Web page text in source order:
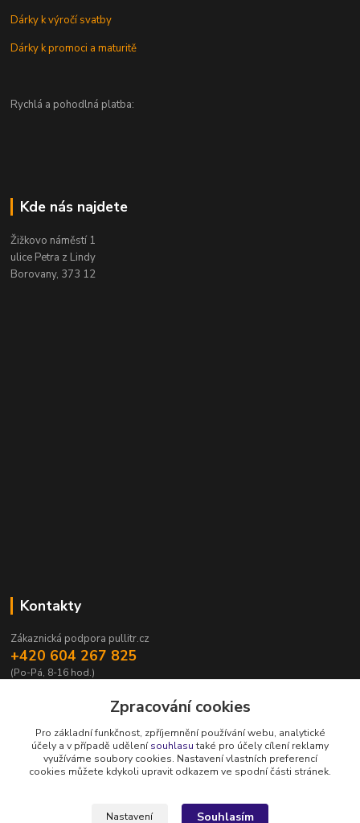
Dárky k výročí svatby
Dárky k promoci a maturitě
Rychlá a pohodlná platba:
Kde nás najdete
Žižkovo náměstí 1
ulice Petra z Lindy
Borovany, 373 12
Kontakty
Zákaznická podpora pullitr.cz
+420 604 267 825
(Po-Pá, 8-16 hod.)
Upravit sběr cookies.
Zpracování cookies
Pro základní funkčnost, zpříjemnění používání webu, analytické
účely a v případě udělenísouhlasutaké pro účely cílení reklamy
využíváme soubory cookies. Nastavení vlastních preferencí
cookies můžete kdykoli upravit odkazem ve spodní části stránek.
Nastavení Souhlasím